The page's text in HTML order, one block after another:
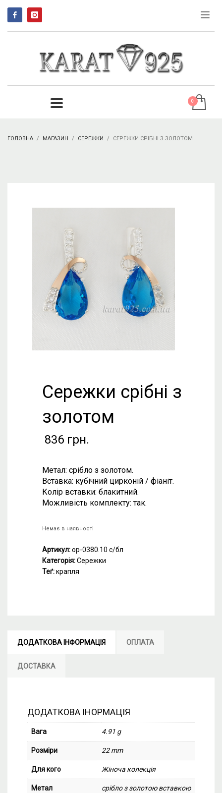
ГОЛОВНА МАГАЗИН СЕРЕЖКИ СЕРЕЖКИ СРІБНІ З ЗОЛОТОМ
Сережки срібні з
золотом
836 грн.
Метал: срібло з золотом.
Вставка: кубічний цирконій / фіаніт.
Колір вставки: блакитний.
Можливість комплекту: так.
Немає в наявності
Артикул:ор-0380.10 с/бл
Категорія:Сережки
Теґ:крапля
ДОДАТКОВА ІНФОРМАЦІЯ ОПЛАТА
ДОСТАВКА
ДОДАТКОВА ІНОРМАЦІЯ
Вага 4.91 g
Розміри 22 mm
Для кого Жіноча колекція
Метал срібло з золотою вставкою